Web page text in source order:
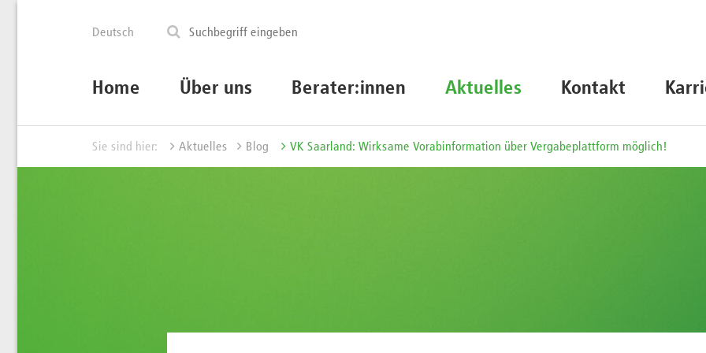
Deutsch
Home Über uns Berater:innen Aktuelles Kontakt
Sie sind hier: Aktuelles Blog VK Saarland: Wirksame Vorabinformation über Vergabeplattform möglich!